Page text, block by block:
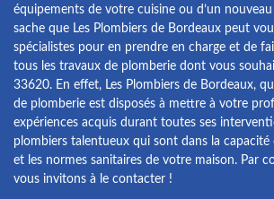
équipements de votre cuisine ou d’un
sache que Les Plombiers de Bordeaux peut
spécialistes pour en prendre en charge et de
tous les travaux de plomberie dont vous
33620. En effet, Les Plombiers de Bordeaux,
de plomberie est disposés à mettre à votre
expériences acquis durant toutes ses
plombiers talentueux qui sont dans la capacité
et les normes sanitaires de votre maison. Par
vous invitons à le contacter !